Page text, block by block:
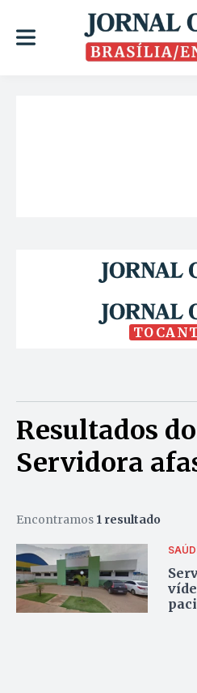
Resultados
Servidora
Encontramos 1 resultado